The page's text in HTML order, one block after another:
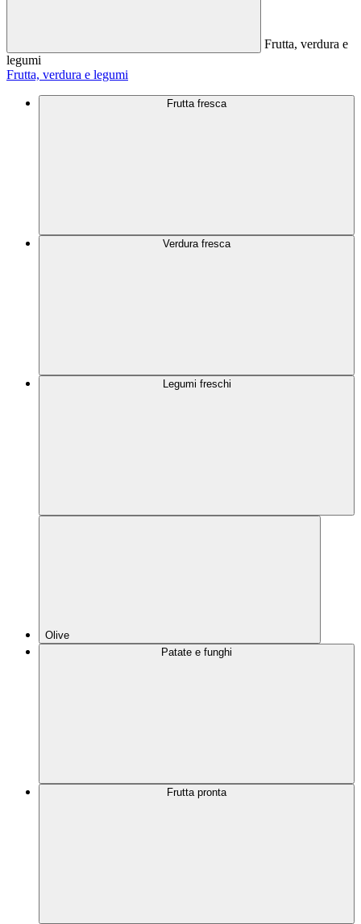
Frutta, verdura e
legumi
Frutta, verdura e legumi
Frutta fresca
Verdura fresca
Legumi freschi
Olive
Patate e funghi
Frutta pronta